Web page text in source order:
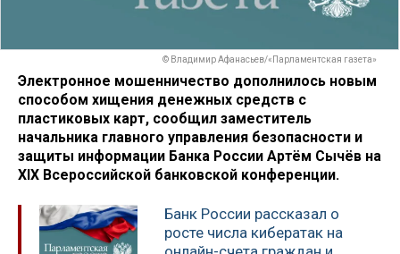
© Владимир Афанасьев/«Парламентская газета»
Электронное мошенничество дополнилось новым
способом хищения денежных средств с
пластиковых карт, сообщил заместитель
начальника главного управления безопасности и
защиты информации Банка России Артём Сычёв на
XIX Всероссийской банковской конференции.
Банк России рассказал о
росте числа кибератак на